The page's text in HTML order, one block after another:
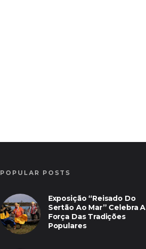
POPULAR POSTS
Exposição “Reisado Do
Sertão Ao Mar” Celebra A
Força Das Tradições
Populares